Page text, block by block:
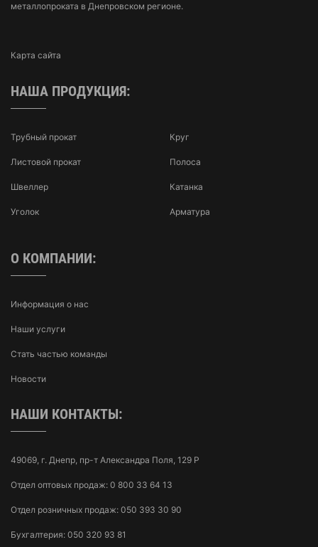
металлопроката в Днепровском регионе.
Карта сайта
НАША ПРОДУКЦИЯ:
Трубный прокат
Листовой прокат
Швеллер
Уголок
Круг
Полоса
Катанка
Арматура
О КОМПАНИИ:
Информация о нас
Наши услуги
Стать частью команды
Новости
НАШИ КОНТАКТЫ:
49069, г. Днепр, пр-т Александра Поля, 129 Р
Отдел оптовых продаж: 0 800 33 64 13
Отдел розничных продаж: 050 393 30 90
Бухгалтерия: 050 320 93 81